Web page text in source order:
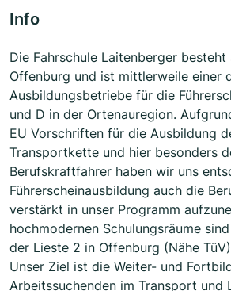
Info
Die Fahrschule Laitenberger
Offenburg und ist mittlerweile einer
Ausbildungsbetriebe für die
und D in der Ortenauregion.
EU Vorschriften für die Ausbildung
Transportkette und hier besonders
Berufskraftfahrer haben wir uns
Führerscheinausbildung auch die
verstärkt in unser Programm
hochmodernen Schulungsräume
der Lieste 2 in Offenburg (Nähe
Unser Ziel ist die Weiter- und
Arbeitssuchenden im Transport und